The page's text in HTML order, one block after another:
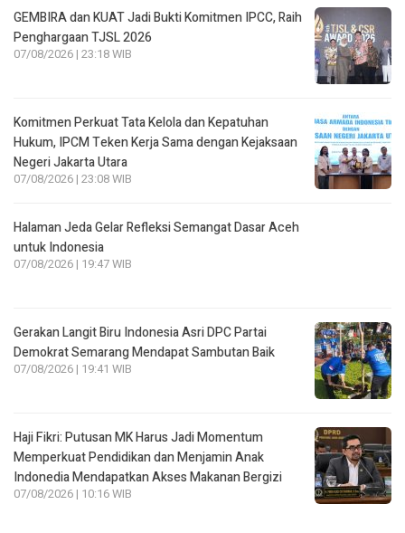
GEMBIRA dan KUAT Jadi Bukti Komitmen IPCC, Raih
Penghargaan TJSL 2026
07/08/2026 | 23:18 WIB
Komitmen Perkuat Tata Kelola dan Kepatuhan
Hukum, IPCM Teken Kerja Sama dengan Kejaksaan
Negeri Jakarta Utara
07/08/2026 | 23:08 WIB
Halaman Jeda Gelar Refleksi Semangat Dasar Aceh
untuk Indonesia
07/08/2026 | 19:47 WIB
Gerakan Langit Biru Indonesia Asri DPC Partai
Demokrat Semarang Mendapat Sambutan Baik
07/08/2026 | 19:41 WIB
Haji Fikri: Putusan MK Harus Jadi Momentum
Memperkuat Pendidikan dan Menjamin Anak
Indonedia Mendapatkan Akses Makanan Bergizi
07/08/2026 | 10:16 WIB